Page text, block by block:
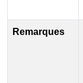
Remarques